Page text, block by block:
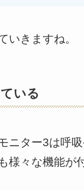
いきますね。
いる
ニター3は呼
様々な機能が